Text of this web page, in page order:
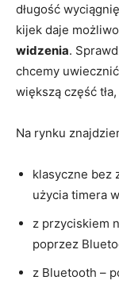
długość
kijek daje
widzenia.
chcemy
większą część
Na rynku
klasyczne bez
użycia timera
z przyciskiem
poprzez
z Bluetooth –